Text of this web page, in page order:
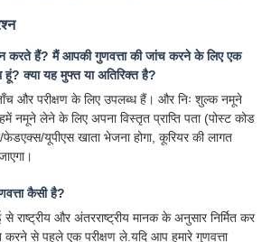
करते हैं? मैं आपकी गुणवत्ता की जांच करने के लिए एक
क्या यह मुफ्त या अतिरिक्त है?
और परीक्षण के लिए उपलब्ध हैं। और निः शुल्क नमूने
नमूने लेने के लिए अपना विस्तृत प्राप्ति पता (पोस्ट कोड
यूपीएस खाता भेजना होगा, कूरियर की लागत
कैसी है?
से राष्ट्रीय और अंतरराष्ट्रीय मानक के अनुसार निर्मित कर
करने से पहले एक परीक्षण ले.यदि आप हमारे गुणवत्ता